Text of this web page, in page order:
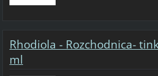
Rhodiola - Rozchodnica-
ml